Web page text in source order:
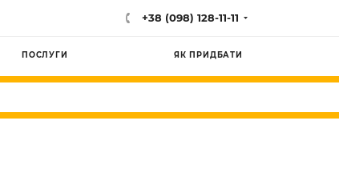
+38 (098) 128-11-11
ПОСЛУГИ ЯК ПРИДБАТИ